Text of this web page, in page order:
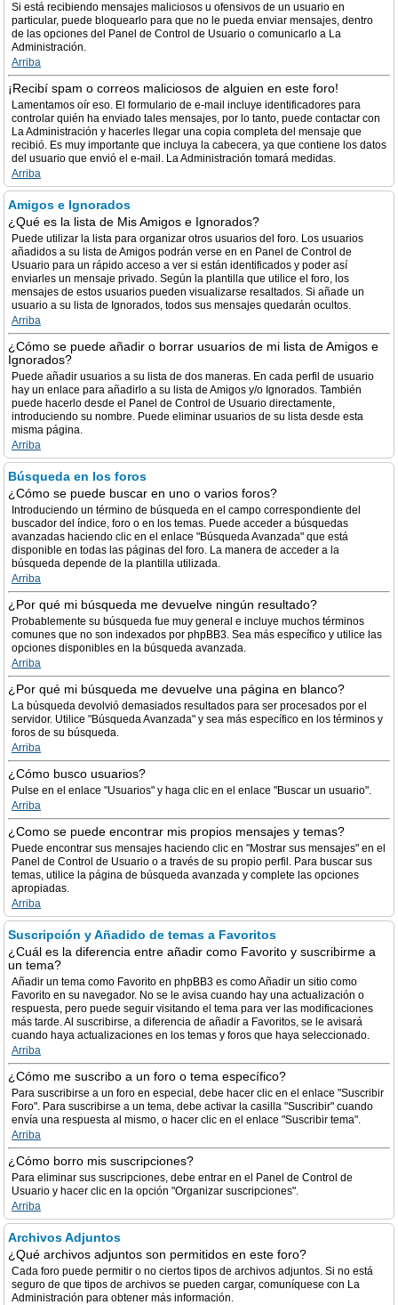
Si está recibiendo mensajes maliciosos u ofensivos de un usuario en
particular, puede bloquearlo para que no le pueda enviar mensajes, dentro
de las opciones del Panel de Control de Usuario o comunicarlo a La
Administración.
Arriba
¡Recibí spam o correos maliciosos de alguien en este foro!
Lamentamos oír eso. El formulario de e-mail incluye identificadores para
controlar quién ha enviado tales mensajes, por lo tanto, puede contactar con
La Administración y hacerles llegar una copia completa del mensaje que
recibió. Es muy importante que incluya la cabecera, ya que contiene los datos
del usuario que envió el e-mail. La Administración tomará medidas.
Arriba
Amigos e Ignorados
¿Qué es la lista de Mis Amigos e Ignorados?
Puede utilizar la lista para organizar otros usuarios del foro. Los usuarios
añadidos a su lista de Amigos podrán verse en en Panel de Control de
Usuario para un rápido acceso a ver si están identificados y poder así
enviarles un mensaje privado. Según la plantilla que utilice el foro, los
mensajes de estos usuarios pueden visualizarse resaltados. Si añade un
usuario a su lista de Ignorados, todos sus mensajes quedarán ocultos.
Arriba
¿Cómo se puede añadir o borrar usuarios de mi lista de Amigos e
Ignorados?
Puede añadir usuarios a su lista de dos maneras. En cada perfil de usuario
hay un enlace para añadirlo a su lista de Amigos y/o Ignorados. También
puede hacerlo desde el Panel de Control de Usuario directamente,
introduciendo su nombre. Puede eliminar usuarios de su lista desde esta
misma página.
Arriba
Búsqueda en los foros
¿Cómo se puede buscar en uno o varios foros?
Introduciendo un término de búsqueda en el campo correspondiente del
buscador del índice, foro o en los temas. Puede acceder a búsquedas
avanzadas haciendo clic en el enlace "Búsqueda Avanzada" que está
disponible en todas las páginas del foro. La manera de acceder a la
búsqueda depende de la plantilla utilizada.
Arriba
¿Por qué mi búsqueda me devuelve ningún resultado?
Probablemente su búsqueda fue muy general e incluye muchos términos
comunes que no son indexados por phpBB3. Sea más específico y utilice las
opciones disponibles en la búsqueda avanzada.
Arriba
¿Por qué mi búsqueda me devuelve una página en blanco?
La búsqueda devolvió demasiados resultados para ser procesados por el
servidor. Utilice "Búsqueda Avanzada" y sea más específico en los términos y
foros de su búsqueda.
Arriba
¿Cómo busco usuarios?
Pulse en el enlace "Usuarios" y haga clic en el enlace "Buscar un usuario".
Arriba
¿Como se puede encontrar mis propios mensajes y temas?
Puede encontrar sus mensajes haciendo clic en "Mostrar sus mensajes" en el
Panel de Control de Usuario o a través de su propio perfil. Para buscar sus
temas, utilice la página de búsqueda avanzada y complete las opciones
apropiadas.
Arriba
Suscripción y Añadido de temas a Favoritos
¿Cuál es la diferencia entre añadir como Favorito y suscribirme a
un tema?
Añadir un tema como Favorito en phpBB3 es como Añadir un sitio como
Favorito en su navegador. No se le avisa cuando hay una actualización o
respuesta, pero puede seguir visitando el tema para ver las modificaciones
más tarde. Al suscribirse, a diferencia de añadir a Favoritos, se le avisará
cuando haya actualizaciones en los temas y foros que haya seleccionado.
Arriba
¿Cómo me suscribo a un foro o tema específico?
Para suscribirse a un foro en especial, debe hacer clic en el enlace "Suscribir
Foro". Para suscribirse a un tema, debe activar la casilla "Suscribir" cuando
envía una respuesta al mismo, o hacer clic en el enlace "Suscribir tema".
Arriba
¿Cómo borro mis suscripciones?
Para eliminar sus suscripciones, debe entrar en el Panel de Control de
Usuario y hacer clic en la opción "Organizar suscripciones".
Arriba
Archivos Adjuntos
¿Qué archivos adjuntos son permitidos en este foro?
Cada foro puede permitir o no ciertos tipos de archivos adjuntos. Si no está
seguro de que tipos de archivos se pueden cargar, comuníquese con La
Administración para obtener más información.